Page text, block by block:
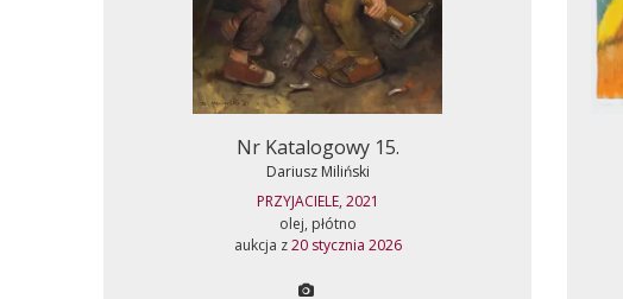
Nr Katalogowy 15.
Dariusz Miliński
PRZYJACIELE, 2021
olej, płótno
aukcja z20 stycznia 2026